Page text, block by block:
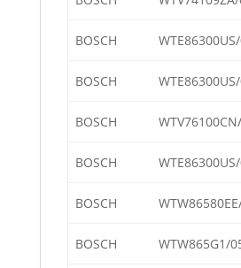
BOSCH
BOSCH
BOSCH
BOSCH
BOSCH
BOSCH WTW865G1/